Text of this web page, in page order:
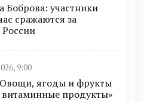
участники
сражаются за
9:00
ягоды и фрукты
продукты»